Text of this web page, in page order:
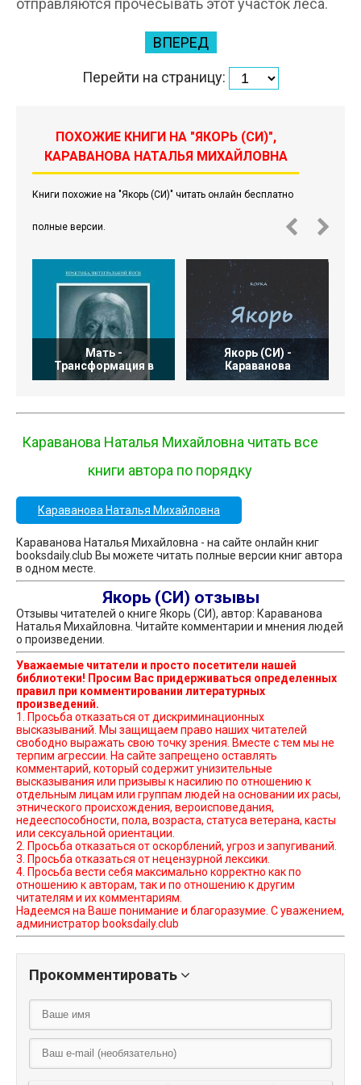
отправляются прочесывать этот участок леса.
ВПЕРЕД
Перейти на страницу:
ПОХОЖИЕ КНИГИ НА "ЯКОРЬ (СИ)",
КАРАВАНОВА НАТАЛЬЯ МИХАЙЛОВНА
Книги похожие на "Якорь (СИ)" читать онлайн бесплатно
полные версии.
Мать -
Трансформация в
Якорь (СИ) -
Караванова
Караванова Наталья Михайловна читать все
книги автора по порядку
Караванова Наталья Михайловна
Караванова Наталья Михайловна - на сайте онлайн книг
booksdaily.club Вы можете читать полные версии книг автора
в одном месте.
Якорь (СИ) отзывы
Отзывы читателей о книге Якорь (СИ), автор: Караванова
Наталья Михайловна. Читайте комментарии и мнения людей
о произведении.
Уважаемые читатели и просто посетители нашей
библиотеки! Просим Вас придерживаться определенных
правил при комментировании литературных
произведений.
1. Просьба отказаться от дискриминационных
высказываний. Мы защищаем право наших читателей
свободно выражать свою точку зрения. Вместе с тем мы не
терпим агрессии. На сайте запрещено оставлять
комментарий, который содержит унизительные
высказывания или призывы к насилию по отношению к
отдельным лицам или группам людей на основании их расы,
этнического происхождения, вероисповедания,
недееспособности, пола, возраста, статуса ветерана, касты
или сексуальной ориентации.
2. Просьба отказаться от оскорблений, угроз и запугиваний.
3. Просьба отказаться от нецензурной лексики.
4. Просьба вести себя максимально корректно как по
отношению к авторам, так и по отношению к другим
читателям и их комментариям.
Надеемся на Ваше понимание и благоразумие. С уважением,
администратор booksdaily.club
Прокомментировать